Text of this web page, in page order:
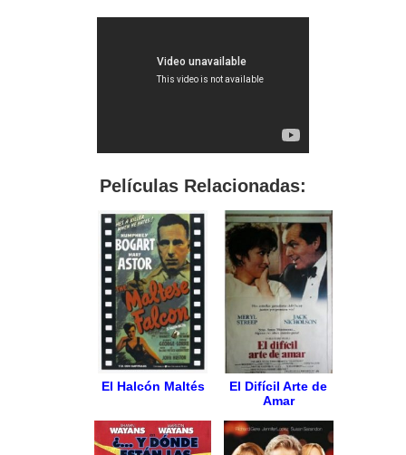
Películas Relacionadas:
El Halcón Maltés
El Difícil Arte de
Amar